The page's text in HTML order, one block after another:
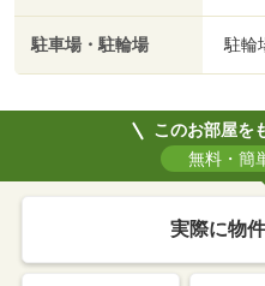
駐車場・駐輪場 駐輪
このお部屋を
無料・簡
実際に物